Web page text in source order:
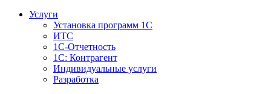
Услуги
Установка программ 1С
ИТС
1С-Отчетность
1С: Контрагент
Индивидуальные услуги
Разработка